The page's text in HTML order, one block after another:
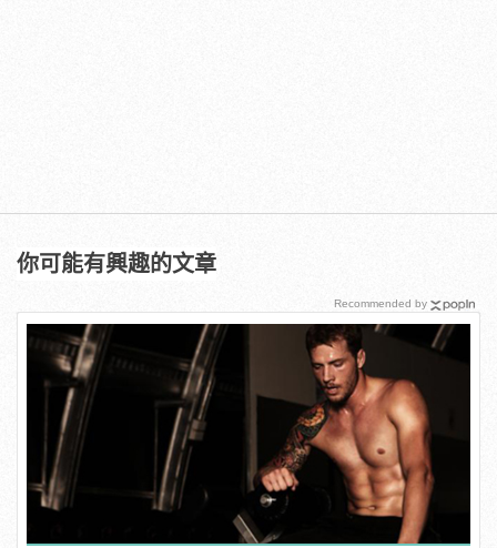
你可能有興趣的文章
Recommended by